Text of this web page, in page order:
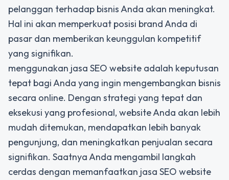
pelanggan terhadap bisnis Anda akan meningkat.
Hal ini akan memperkuat posisi brand Anda di
pasar dan memberikan keunggulan kompetitif
yang signifikan.
menggunakan jasa SEO website adalah keputusan
tepat bagi Anda yang ingin mengembangkan bisnis
secara online. Dengan strategi yang tepat dan
eksekusi yang profesional, website Anda akan lebih
mudah ditemukan, mendapatkan lebih banyak
pengunjung, dan meningkatkan penjualan secara
signifikan. Saatnya Anda mengambil langkah
cerdas dengan memanfaatkan jasa SEO website